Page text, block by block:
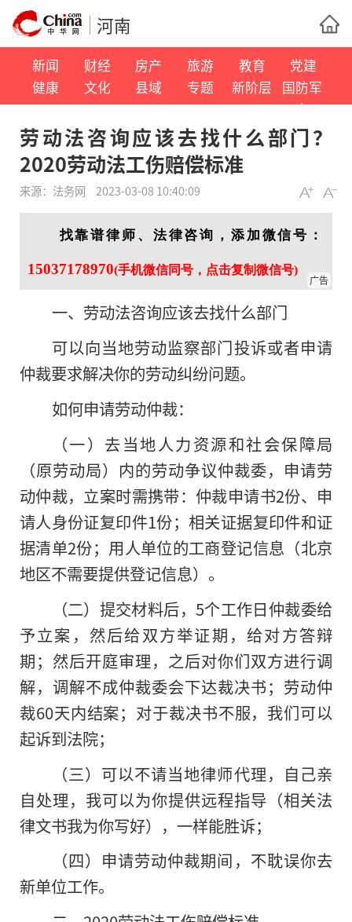
河南
新闻 财经 房产 旅游 教育
党建
健康
文化 县域 专题 新阶层
国防军
事
劳动法咨询应该去找什么部门？
2020劳动法工伤赔偿标准
来源： 法务网 2023-03-08 10:40:09
广告
找靠谱律师、法律咨询，添加微信号：
15037178970(手机微信同号，点击复制微信号)
一、劳动法咨询应该去找什么部门
可以向当地劳动监察部门投诉或者申请
仲裁要求解决你的劳动纠纷问题。
如何申请劳动仲裁：
（一）去当地人力资源和社会保障局
（原劳动局）内的劳动争议仲裁委，申请劳
动仲裁，立案时需携带：仲裁申请书2份、申
请人身份证复印件1份；相关证据复印件和证
据清单2份；用人单位的工商登记信息（北京
地区不需要提供登记信息）。
（二）提交材料后，5个工作日仲裁委给
予立案，然后给双方举证期，给对方答辩
期；然后开庭审理，之后对你们双方进行调
解，调解不成仲裁委会下达裁决书；劳动仲
裁60天内结案；对于裁决书不服，我们可以
起诉到法院；
（三）可以不请当地律师代理，自己亲
自处理，我可以为你提供远程指导（相关法
律文书我为你写好），一样能胜诉；
（四）申请劳动仲裁期间，不耽误你去
新单位工作。